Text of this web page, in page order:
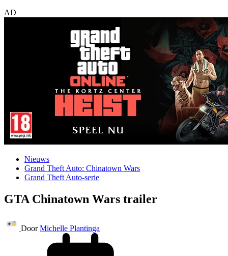
AD
Nieuws
Grand Theft Auto: Chinatown Wars
Grand Theft Auto-serie
GTA Chinatown Wars trailer
Door Michelle Plantinga